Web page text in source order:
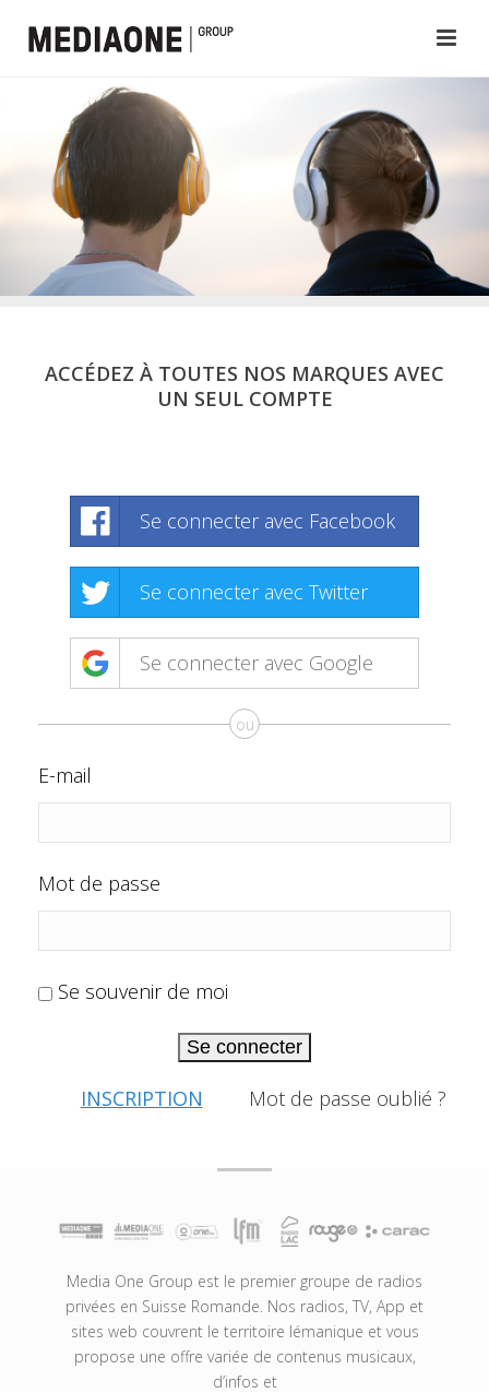
ACCÉDEZ À TOUTES NOS MARQUES AVEC
UN SEUL COMPTE
Se connecter avec Facebook
Se connecter avec Twitter
Se connecter avec Google
ou
E-mail
Mot de passe
Se souvenir de moi
Se connecter
INSCRIPTION Mot de passe oublié ?
Media One Group est le premier groupe de radios
privées en Suisse Romande. Nos radios, TV, App et
sites web couvrent le territoire lémanique et vous
propose une offre variée de contenus musicaux,
d’infos et